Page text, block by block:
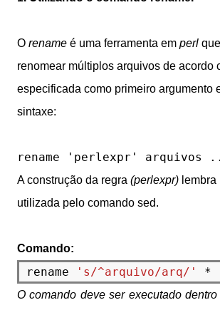
O rename é uma ferramenta em perl
renomear múltiplos arquivos de acordo
especificada como primeiro argumento
sintaxe:
rename 'perlexpr' arquivos
A construção da regra (perlexpr)
utilizada pelo comando sed.
Comando:
rename 's/^arquivo/arq/'
O comando deve ser executado